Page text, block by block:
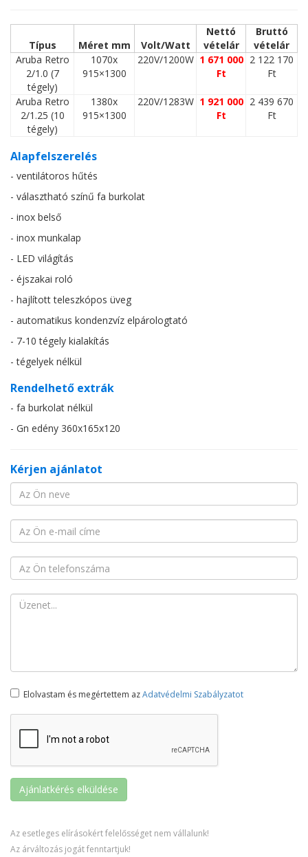
Típus Méret mm Volt/Watt
Nettó
vételár
Bruttó
vételár
Aruba Retro
2/1.0 (7
tégely)
1070x
915×1300
220V/1200W 1 671 000
Ft
2 122 170
Ft
Aruba Retro
2/1.25 (10
tégely)
1380x
915×1300
220V/1283W 1 921 000
Ft
2 439 670
Ft
Alapfelszerelés
- ventilátoros hűtés
- választható színű fa burkolat
- inox belső
- inox munkalap
- LED világítás
- éjszakai roló
- hajlított teleszkópos üveg
- automatikus kondenzvíz elpárologtató
- 7-10 tégely kialakítás
- tégelyek nélkül
Rendelhető extrák
- fa burkolat nélkül
- Gn edény 360x165x120
Kérjen ajánlatot
Elolvastam és megértettem azAdatvédelmi Szabályzatot
Az esetleges elírásokért felelősséget nem vállalunk!
Az árváltozás jogát fenntartjuk!